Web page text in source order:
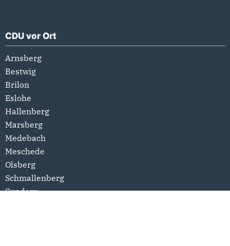
CDU vor Ort
Arnsberg
Bestwig
Brilon
Eslohe
Hallenberg
Marsberg
Medebach
Meschede
Olsberg
Schmallenberg
Sundern